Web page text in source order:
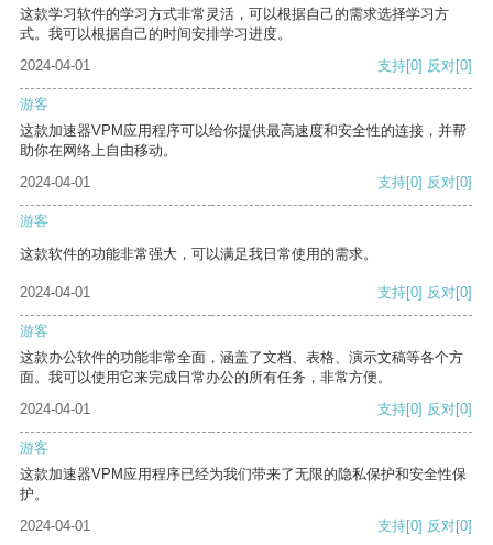
这款学习软件的学习方式非常灵活，可以根据自己的需求选择学习方
式。我可以根据自己的时间安排学习进度。
2024-04-01
支持[0] 反对[0]
游客
这款加速器VPM应用程序可以给你提供最高速度和安全性的连接，并帮
助你在网络上自由移动。
2024-04-01
支持[0] 反对[0]
游客
这款软件的功能非常强大，可以满足我日常使用的需求。
2024-04-01 支持[0] 反对[0]
游客
这款办公软件的功能非常全面，涵盖了文档、表格、演示文稿等各个方
面。我可以使用它来完成日常办公的所有任务，非常方便。
2024-04-01
支持[0] 反对[0]
游客
这款加速器VPM应用程序已经为我们带来了无限的隐私保护和安全性保
护。
2024-04-01
支持[0] 反对[0]